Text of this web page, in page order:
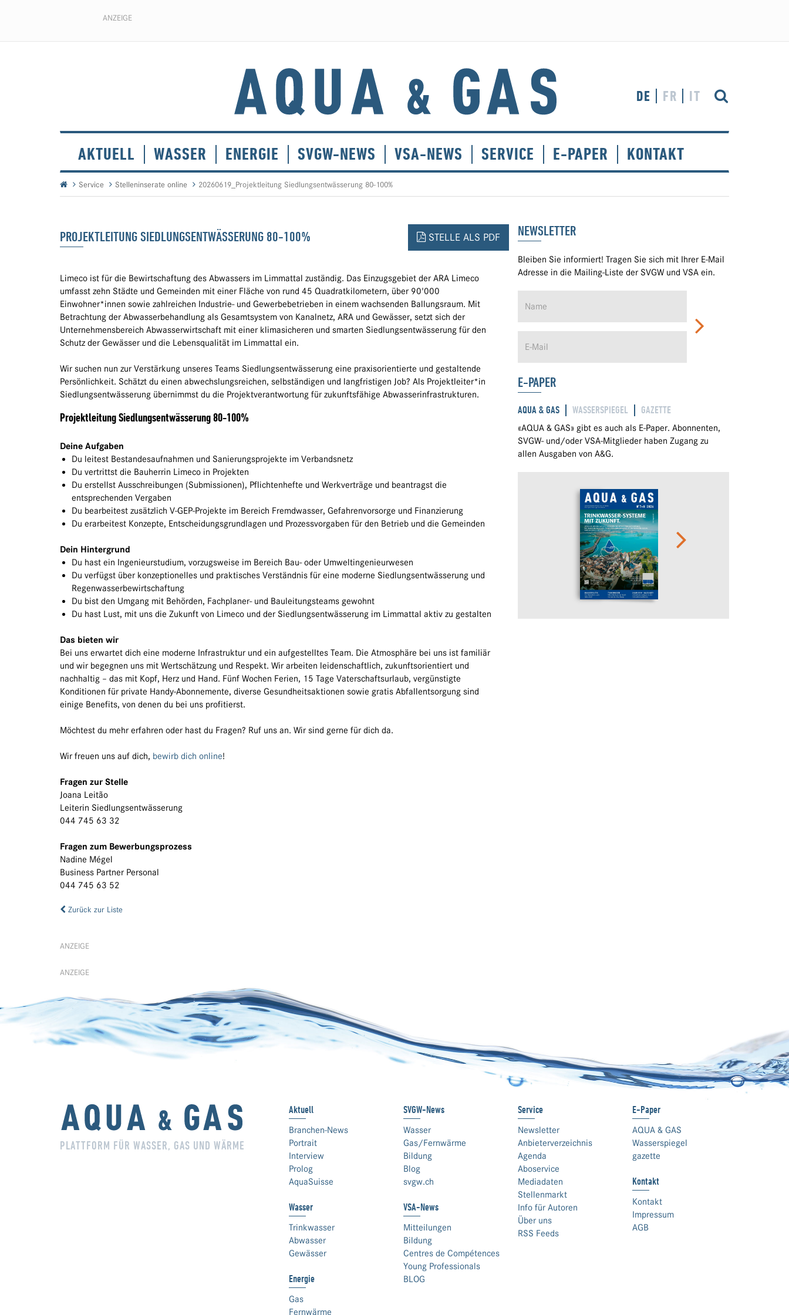
ANZEIGE
DE FR IT
AKTUELL WASSER ENERGIE SVGW-NEWS VSA-NEWS SERVICE E-PAPER KONTAKT
Service Stelleninserate online 20260619_Projektleitung Siedlungsentwässerung 80-100%
PROJEKTLEITUNG SIEDLUNGSENTWÄSSERUNG 80-100% STELLE ALS PDF
Limeco ist für die Bewirtschaftung des Abwassers im Limmattal zuständig. Das Einzugsgebiet der ARA Limeco
umfasst zehn Städte und Gemeinden mit einer Fläche von rund 45 Quadratkilometern, über 90'000
Einwohner*innen sowie zahlreichen Industrie- und Gewerbebetrieben in einem wachsenden Ballungsraum. Mit
Betrachtung der Abwasserbehandlung als Gesamtsystem von Kanalnetz, ARA und Gewässer, setzt sich der
Unternehmensbereich Abwasserwirtschaft mit einer klimasicheren und smarten Siedlungsentwässerung für den
Schutz der Gewässer und die Lebensqualität im Limmattal ein.
Wir suchen nun zur Verstärkung unseres Teams Siedlungsentwässerung eine praxisorientierte und gestaltende
Persönlichkeit. Schätzt du einen abwechslungsreichen, selbständigen und langfristigen Job? Als Projektleiter*in
Siedlungsentwässerung übernimmst du die Projektverantwortung für zukunftsfähige Abwasserinfrastrukturen.
Projektleitung Siedlungsentwässerung 80-100%
Deine Aufgaben
Du leitest Bestandesaufnahmen und Sanierungsprojekte im Verbandsnetz
Du vertrittst die Bauherrin Limeco in Projekten
Du erstellst Ausschreibungen (Submissionen), Pflichtenhefte und Werkverträge und beantragst die
entsprechenden Vergaben
Du bearbeitest zusätzlich V-GEP-Projekte im Bereich Fremdwasser, Gefahrenvorsorge und Finanzierung
Du erarbeitest Konzepte, Entscheidungsgrundlagen und Prozessvorgaben für den Betrieb und die Gemeinden
Dein Hintergrund
Du hast ein Ingenieurstudium, vorzugsweise im Bereich Bau- oder Umweltingenieurwesen
Du verfügst über konzeptionelles und praktisches Verständnis für eine moderne Siedlungsentwässerung und
Regenwasserbewirtschaftung
Du bist den Umgang mit Behörden, Fachplaner- und Bauleitungsteams gewohnt
Du hast Lust, mit uns die Zukunft von Limeco und der Siedlungsentwässerung im Limmattal aktiv zu gestalten
Das bieten wir
Bei uns erwartet dich eine moderne Infrastruktur und ein aufgestelltes Team. Die Atmosphäre bei uns ist familiär
und wir begegnen uns mit Wertschätzung und Respekt. Wir arbeiten leidenschaftlich, zukunftsorientiert und
nachhaltig – das mit Kopf, Herz und Hand. Fünf Wochen Ferien, 15 Tage Vaterschaftsurlaub, vergünstigte
Konditionen für private Handy-Abonnemente, diverse Gesundheitsaktionen sowie gratis Abfallentsorgung sind
einige Benefits, von denen du bei uns profitierst.
Möchtest du mehr erfahren oder hast du Fragen? Ruf uns an. Wir sind gerne für dich da.
Wir freuen uns auf dich, bewirb dich online!
Fragen zur Stelle
Joana Leitão
Leiterin Siedlungsentwässerung
044 745 63 32
Fragen zum Bewerbungsprozess
Nadine Mégel
Business Partner Personal
044 745 63 52
Zurück zur Liste
ANZEIGE
ANZEIGE
NEWSLETTER
Bleiben Sie informiert! Tragen Sie sich mit Ihrer E-Mail
Adresse in die Mailing-Liste der SVGW und VSA ein.
E-PAPER
AQUA & GAS WASSERSPIEGEL GAZETTE
«AQUA & GAS» gibt es auch als E-Paper. Abonnenten,
SVGW- und/oder VSA-Mitglieder haben Zugang zu
allen Ausgaben von A&G.
PLATTFORM FÜR WASSER, GAS UND WÄRME
Aktuell
Branchen-News
Portrait
Interview
Prolog
AquaSuisse
Wasser
Trinkwasser
Abwasser
Gewässer
Energie
Gas
Fernwärme
SVGW-News
Wasser
Gas/Fernwärme
Bildung
Blog
svgw.ch
VSA-News
Mitteilungen
Bildung
Centres de Compétences
Young Professionals
BLOG
Service
Newsletter
Anbieterverzeichnis
Agenda
Aboservice
Mediadaten
Stellenmarkt
Info für Autoren
Über uns
RSS Feeds
E-Paper
AQUA & GAS
Wasserspiegel
gazette
Kontakt
Kontakt
Impressum
AGB